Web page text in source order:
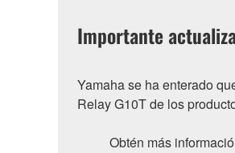
Importante
Yamaha se ha enterado
Relay G10T de los
Obtén más